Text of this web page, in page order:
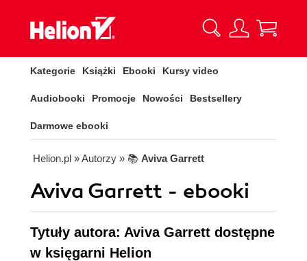
Kategorie Książki Ebooki Kursy video
Audiobooki Promocje Nowości Bestsellery
Darmowe ebooki
Helion.pl » Autorzy » 📚 Aviva Garrett
Aviva Garrett - ebooki
Tytuły autora: Aviva Garrett dostępne
w księgarni Helion